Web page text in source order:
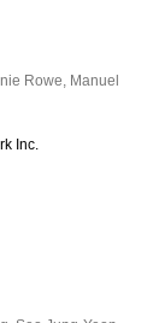
Rowe, Manuel
Inc.